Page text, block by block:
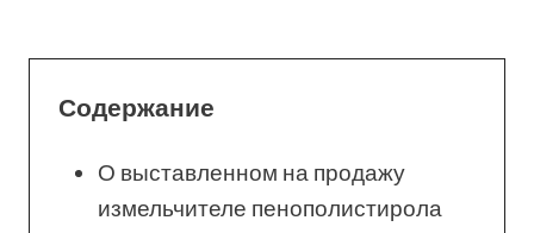
Содержание
О выставленном на продажу
измельчителе пенополистирола